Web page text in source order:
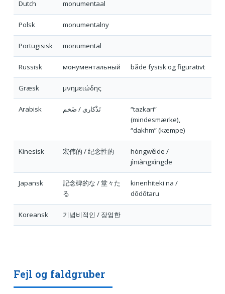
Dutch monumentaal
Polsk monumentalny
Portugisisk monumental
Russisk монументальный både fysisk og figurativt
Græsk μνημειώδης
Arabisk تَذْكاري / ضَخم
“tazkari”
(mindesmærke),
“dakhm” (kæmpe)
Kinesisk 宏伟的 / 纪念性的
hóngwěide /
jìniàngxìngde
Japansk
記念碑的な / 堂々た
る
kinenhiteki na /
dōdōtaru
Koreansk 기념비적인 / 장엄한
Fejl og faldgruber